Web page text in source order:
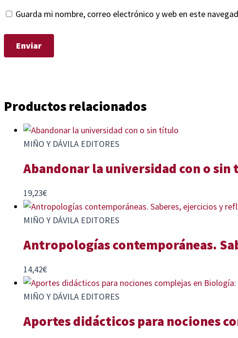
Guarda mi nombre, correo electrónico y web en este
Productos relacionados
MIÑO Y DÁVILA EDITORES
Abandonar la universidad con o
19,23€
MIÑO Y DÁVILA EDITORES
Antropologías contemporáneas.
14,42€
MIÑO Y DÁVILA EDITORES
Aportes didácticos para nociones